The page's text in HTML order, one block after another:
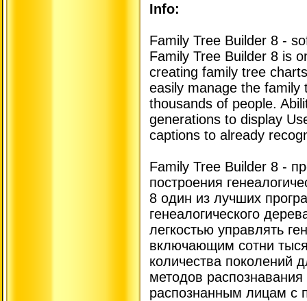
Info:
Family Tree Builder 8 -
Family Tree Builder 8 is
creating family tree
easily manage the family
thousands of people.
generations to display
captions to already
Family Tree Builder 8 -
построения
8 один из лучших
генеалогического
легкостью управлять
включающим сотни
количества поколений
методов
распознанным лицам с